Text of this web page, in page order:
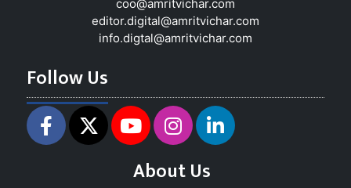
coo@amritvichar.com
editor.digital@amritvichar.com
info.digtal@amritvichar.com
Follow Us
About Us